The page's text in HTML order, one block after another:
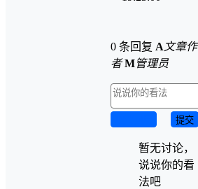
0 条回复 A 文章作
者 M管理员
提交
暂无讨论，
说说你的看
法吧